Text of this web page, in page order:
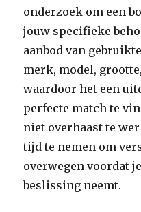
onderzoek om een
jouw specifieke
aanbod van
merk, model,
waardoor het een
perfecte match te
niet overhaast te
tijd te nemen om
overwegen voordat
beslissing neemt.